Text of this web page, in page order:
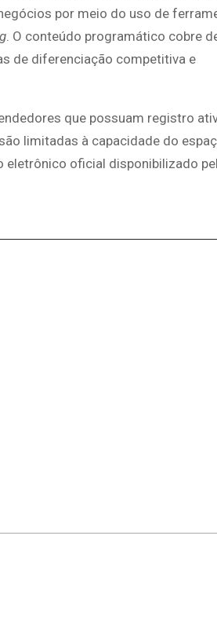
por meio do uso de
. O conteúdo programático cobre
de diferenciação competitiva e
que possuam registro
limitadas à capacidade do
eletrônico oficial disponibilizado